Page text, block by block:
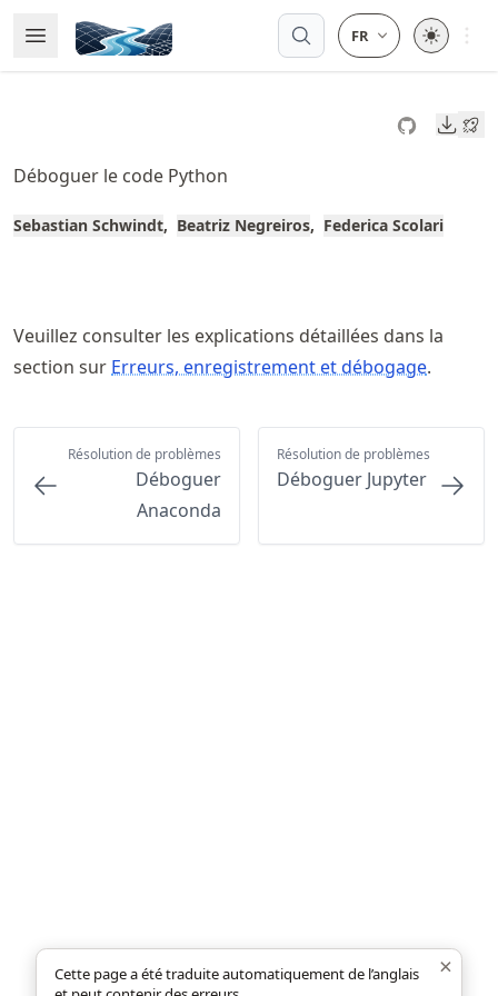
to
article
to
article
content
Open Menu
Made with MyST
Open
Déboguer le code Python
Sebastian Schwindt Beatriz Negreiros Federica Scolari
Veuillez consulter les explications détaillées dans la
section sur Erreurs, enregistrement et débogage.
Résolution de problèmes
Déboguer
Anaconda
Résolution de problèmes
Déboguer Jupyter
×
Cette page a été traduite automatiquement de l’anglais